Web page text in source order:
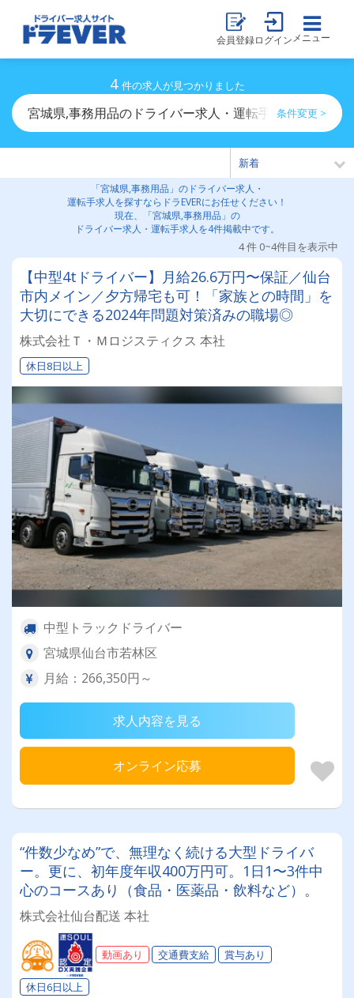
会員登録ログイン メニュー
4 件の求人が見つかりました
宮城県,事務用品のドライバー求人・運転手求人一覧
条件変更 >
「宮城県,事務用品」のドライバー求人・
運転手求人を探すならドラEVERにお任せください！
現在、「宮城県,事務用品」の
ドライバー求人・運転手求人を4件掲載中です。
4 件 0~4件目を表示中
【中型4tドライバー】月給26.6万円〜保証／仙台
市内メイン／夕方帰宅も可！「家族との時間」を
大切にできる2024年問題対策済みの職場◎
株式会社Ｔ・Ｍロジスティクス 本社
休日8日以上
中型トラックドライバー
宮城県仙台市若林区
月給：266,350円～
求人内容を見る
オンライン応募
“件数少なめ”で、無理なく続ける大型ドライバ
ー。更に、初年度年収400万円可。1日1〜3件中
心のコースあり（食品・医薬品・飲料など）。
株式会社仙台配送 本社
動画あり 交通費支給 賞与あり
休日6日以上